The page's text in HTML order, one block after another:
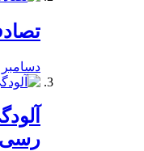
دسامبر 24, 2019
رسی